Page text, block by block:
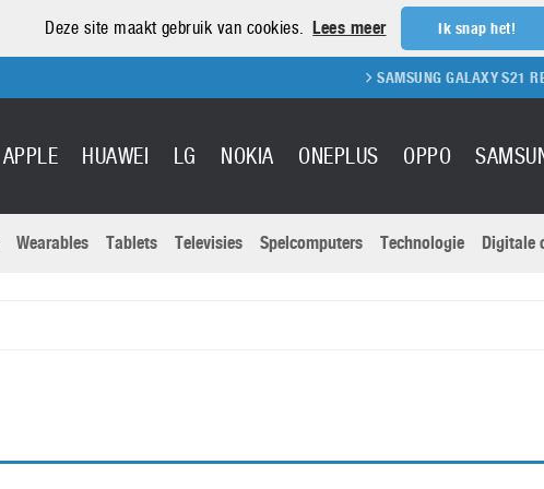
Deze site maakt gebruik van cookies. Lees meer Ik snap het!
SAMSUNG GALAXY S21 REVIEW
APPLE HUAWEI LG NOKIA ONEPLUS OPPO
Nikon
Wearables Tablets Televisies Spelcomputers Technologie Digitale
Televisies